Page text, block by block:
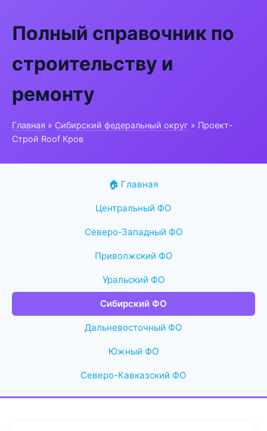
Полный справочник по
строительству и
ремонту
Главная » Сибирский федеральный округ » Проект-
Строй Roof Кров
🏠 Главная
Центральный ФО
Северо-Западный ФО
Приволжский ФО
Уральский ФО
Сибирский ФО
Дальневосточный ФО
Южный ФО
Северо-Кавказский ФО